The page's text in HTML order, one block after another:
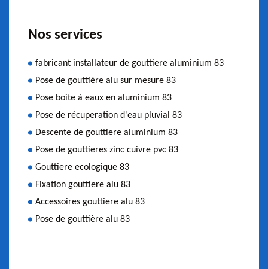
Nos services
fabricant installateur de gouttiere aluminium 83
Pose de gouttière alu sur mesure 83
Pose boite à eaux en aluminium 83
Pose de récuperation d'eau pluvial 83
Descente de gouttiere aluminium 83
Pose de gouttieres zinc cuivre pvc 83
Gouttiere ecologique 83
Fixation gouttiere alu 83
Accessoires gouttiere alu 83
Pose de gouttière alu 83